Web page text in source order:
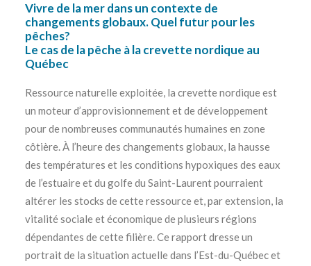
Vivre de la mer dans un contexte de
changements globaux. Quel futur pour les
pêches?
Le cas de la pêche à la crevette nordique au
Québec
Ressource naturelle exploitée, la crevette nordique est
un moteur d’approvisionnement et de développement
pour de nombreuses communautés humaines en zone
côtière. À l’heure des changements globaux, la hausse
des températures et les conditions hypoxiques des eaux
de l’estuaire et du golfe du Saint-Laurent pourraient
altérer les stocks de cette ressource et, par extension, la
vitalité sociale et économique de plusieurs régions
dépendantes de cette filière. Ce rapport dresse un
portrait de la situation actuelle dans l’Est-du-Québec et